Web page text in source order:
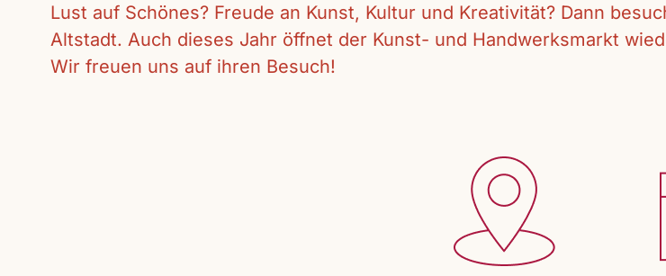
Lust auf Schönes? Freude an Kunst, Kultur und Kreativität? Dann
Altstadt. Auch dieses Jahr öffnet der Kunst- und Handwerksmarkt
Wir freuen uns auf ihren Besuch!